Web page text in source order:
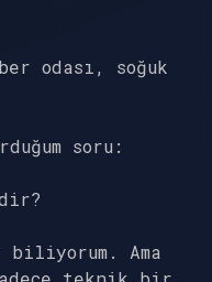
odası, soğuk
soru:
biliyorum. Ama